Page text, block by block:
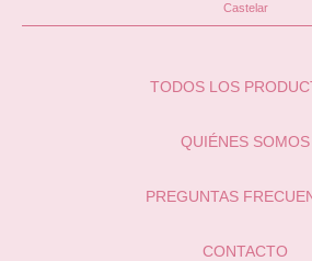
Castelar
TODOS LOS
QUIÉNES SOMOS
PREGUNTAS
CONTACTO